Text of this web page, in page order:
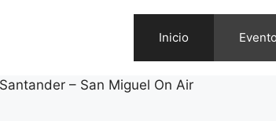
Inicio
– San Miguel On Air